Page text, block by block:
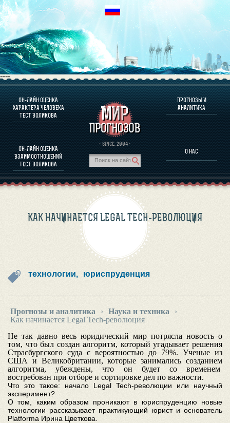
----
ОН-ЛАЙН ОЦЕНКА
ХАРАКТЕРА ЧЕЛОВЕКА
ТЕСТ ВОЛИКОВА
ОН-ЛАЙН ОЦЕНКА
ВЗАИМООТНОШЕНИЙ
ТЕСТ ВОЛИКОВА
· SINCE. 2004 ·
ПРОГНОЗЫ И
АНАЛИТИКА
О НАС
О ПРОГРАММЕ
ОЦЕНКА ХАРАКТЕРA ЧЕЛОВЕКА
ОЦЕНКА ХАРАКТЕРА ВЫДАЮЩИХСЯ ЛИЧНОСТЕЙ
О ПРОГРАММЕ
ПРОГНОЗЫ И АНАЛИТИКА
КАК НАЧИНАЕТСЯ LEGAL TECH-РЕВОЛЮЦИЯ
технологии, юриспруденция
Прогнозы и аналитика › Наука и техника
›
Как начинается Legal Tech-революция
Не так давно весь юридический мир потрясла новость о
том, что был создан алгоритм, который угадывает решения
Страсбургского суда с вероятностью до 79%. Ученые из
США и Великобритании, которые занимались созданием
алгоритма, убеждены, что он будет со временем
востребован при отборе и сортировке дел по важности.
Что это такое: начало Legal Tech-революции или научный
эксперимент?
О том, каким образом проникают в юриспруденцию новые
технологии рассказывает практикующий юрист и основатель
Platforma Ирина Цветкова.